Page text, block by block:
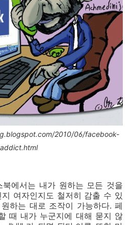
2010/06/facebook-
addict.html
북에서는 내가 원하는 모든 것을
여자인지도 철저히 감출 수 있
하는 대로 조작이 가능하다. 페
때 내가 누군지에 대해 묻지 않